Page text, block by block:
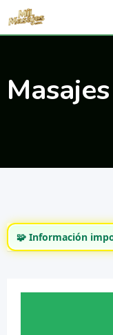
Saltar
🧩 Información